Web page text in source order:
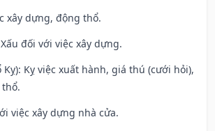
xây dựng, động thổ.
đối với việc xây dựng.
Kỵ): Kỵ việc xuất hành, giá thú (cưới hỏi),
việc xây dựng nhà cửa.